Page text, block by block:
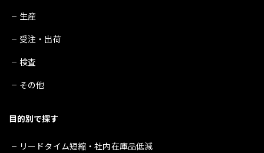
生産
受注・出荷
検査
その他
目的別で探す
リードタイム短縮・社内在庫品低減